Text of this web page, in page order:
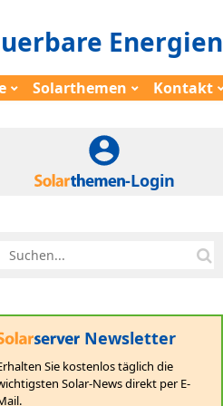
Energien
Solarthemen Kontakt
-Login
Newsletter
Sie kostenlos täglich die
Solar-News direkt per E-